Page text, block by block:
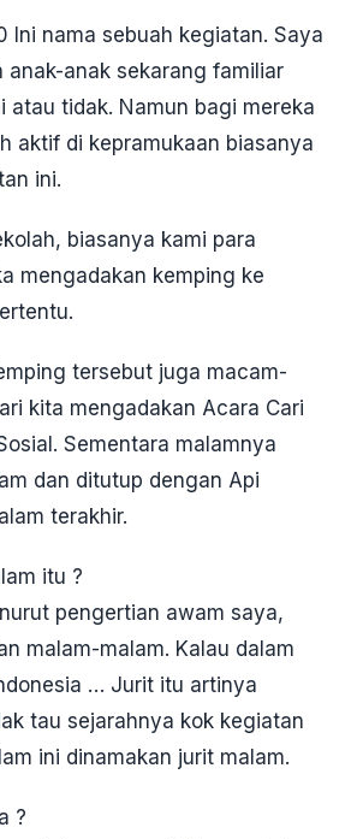
Ini nama sebuah kegiatan. Saya
anak-anak sekarang familiar
atau tidak. Namun bagi mereka
aktif di kepramukaan biasanya
ini.
biasanya kami para
mengadakan kemping ke
tersebut juga macam-
kita mengadakan Acara Cari
Sementara malamnya
dan ditutup dengan Api
terakhir.
itu ?
pengertian awam saya,
malam-malam. Kalau dalam
… Jurit itu artinya
tau sejarahnya kok kegiatan
ini dinamakan jurit malam.
?